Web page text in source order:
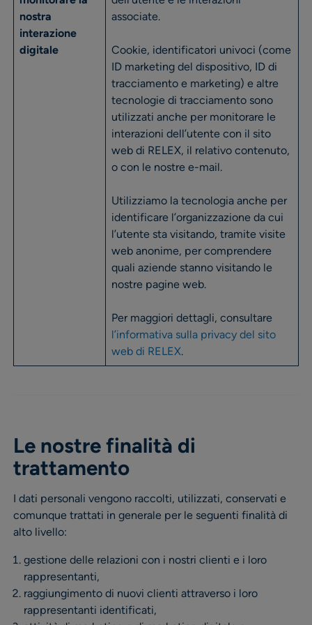
nostra
interazione
digitale
associate.
Cookie, identificatori univoci (come
ID marketing del dispositivo, ID di
tracciamento e marketing) e altre
tecnologie di tracciamento sono
utilizzati anche per monitorare le
interazioni dell’utente con il sito
web di RELEX, il relativo contenuto,
o con le nostre e-mail.
Utilizziamo la tecnologia anche per
identificare l’organizzazione da cui
l’utente sta visitando, tramite visite
web anonime, per comprendere
quali aziende stanno visitando le
nostre pagine web.
Per maggiori dettagli, consultare
l’informativa sulla privacy del sito
web di RELEX.
Le nostre finalità di
trattamento
I dati personali vengono raccolti, utilizzati, conservati e
comunque trattati in generale per le seguenti finalità di
alto livello:
gestione delle relazioni con i nostri clienti e i loro
rappresentanti,
raggiungimento di nuovi clienti attraverso i loro
rappresentanti identificati,